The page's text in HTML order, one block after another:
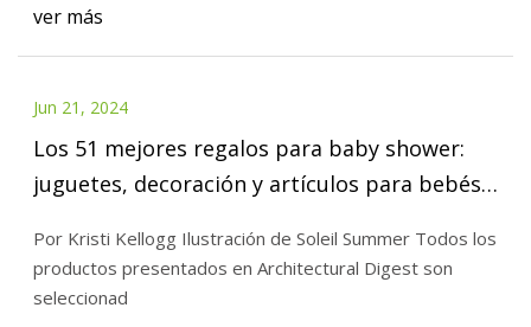
ver más
Jun 21, 2024
Los 51 mejores regalos para baby shower:
juguetes, decoración y artículos para bebés
Por Kristi Kellogg Ilustración de Soleil Summer Todos los
productos presentados en Architectural Digest son
seleccionad